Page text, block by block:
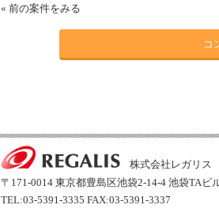
« 前の案件をみる
コ
株式会社レガリス
〒171-0014 東京都豊島区池袋2-14-4 池袋TAビ
TEL:03-5391-3335 FAX:03-5391-3337